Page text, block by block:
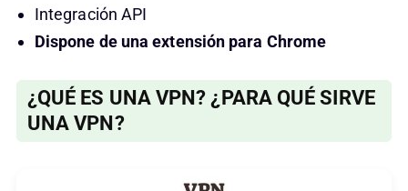
Integración API
Dispone de una extensión para Chrome
¿QUÉ ES UNA VPN? ¿PARA QUÉ SIRVE
UNA VPN?